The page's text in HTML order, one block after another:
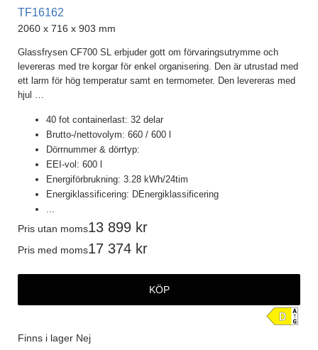
716
Bredd mm
734
1504
1804
Visa fler ...
Höjd mm
TF16162
2060 x 716 x 903 mm
Glassfrysen CF700 SL erbjuder gott om förvaringsutrymme och
levereras med tre korgar för enkel organisering. Den är utrustad med
ett larm för hög temperatur samt en termometer. Den levereras med
hjul
40 fot containerlast: 32 delar
Brutto-/nettovolym: 660 / 600 l
Dörrnummer & dörrtyp:
EEI-vol: 600 l
Energiförbrukning: 3.28 kWh/24tim
Energiklassificering: DEnergiklassificering
Pris utan moms13 899
Pris med moms17 374
KÖP
Finns i lager Nej